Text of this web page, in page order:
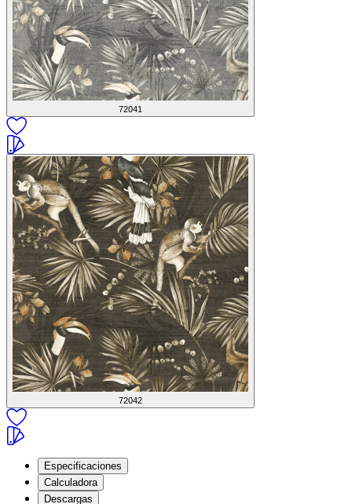
72041
72042
Especificaciones
Calculadora
Descargas